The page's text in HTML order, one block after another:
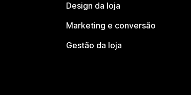
Design da loja
Marketing e conversão
Gestão da loja